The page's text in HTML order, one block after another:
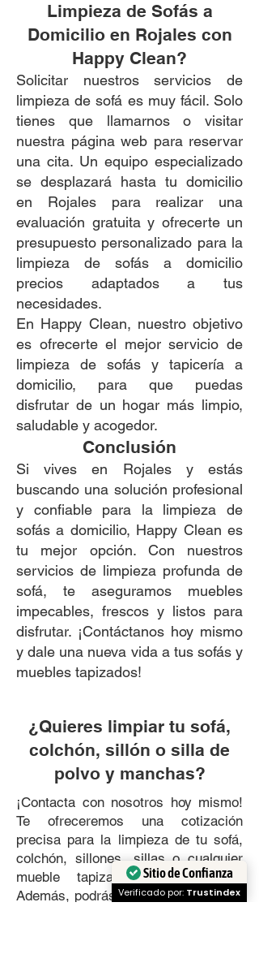
Limpieza de Sofás a
Domicilio en Rojales con
Happy Clean?
Solicitar nuestros servicios de
limpieza de sofá es muy fácil. Solo
tienes que llamarnos o visitar
nuestra página web para reservar
una cita. Un equipo especializado
se desplazará hasta tu domicilio
en Rojales para realizar una
evaluación gratuita y ofrecerte un
presupuesto personalizado para la
limpieza de sofás a domicilio
precios adaptados a tus
necesidades.
En Happy Clean, nuestro objetivo
es ofrecerte el mejor servicio de
limpieza de sofás y tapicería a
domicilio, para que puedas
disfrutar de un hogar más limpio,
saludable y acogedor.
Conclusión
Si vives en Rojales y estás
buscando una solución profesional
y confiable para la limpieza de
sofás a domicilio, Happy Clean es
tu mejor opción. Con nuestros
servicios de limpieza profunda de
sofá, te aseguramos muebles
impecables, frescos y listos para
disfrutar. ¡Contáctanos hoy mismo
y dale una nueva vida a tus sofás y
muebles tapizados!
¿Quieres limpiar tu sofá,
colchón, sillón o silla de
polvo y manchas?
¡Contacta con nosotros hoy mismo!
Te ofreceremos una cotización
precisa para la limpieza de tu sofá,
colchón, sillones, sillas o cualquier
mueble tapizado en tu hogar.
Además, podrás disfrutar de un 10%
Sitio de Confianza
Verificado por: Trustindex